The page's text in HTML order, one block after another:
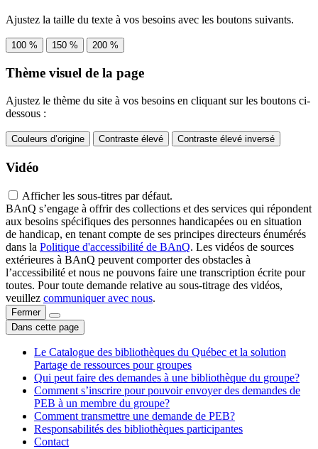
Ajustez la taille du texte à vos besoins avec les boutons suivants.
100 % 150 % 200 %
Thème visuel de la page
Ajustez le thème du site à vos besoins en cliquant sur les boutons ci-
dessous :
Couleurs d’origine Contraste élevé Contraste élevé inversé
Vidéo
Afficher les sous-titres par défaut.
BAnQ s’engage à offrir des collections et des services qui répondent
aux besoins spécifiques des personnes handicapées ou en situation
de handicap, en tenant compte de ses principes directeurs énumérés
dans la Politique d'accessibilité de BAnQ. Les vidéos de sources
extérieures à BAnQ peuvent comporter des obstacles à
l’accessibilité et nous ne pouvons faire une transcription écrite pour
toutes. Pour toute demande relative au sous-titrage des vidéos,
veuillez communiquer avec nous.
Fermer
Dans cette page
Le Catalogue des bibliothèques du Québec et la solution
Partage de ressources pour groupes
Qui peut faire des demandes à une bibliothèque du groupe?
Comment s’inscrire pour pouvoir envoyer des demandes de
PEB à un membre du groupe?
Comment transmettre une demande de PEB?
Responsabilités des bibliothèques participantes
Contact